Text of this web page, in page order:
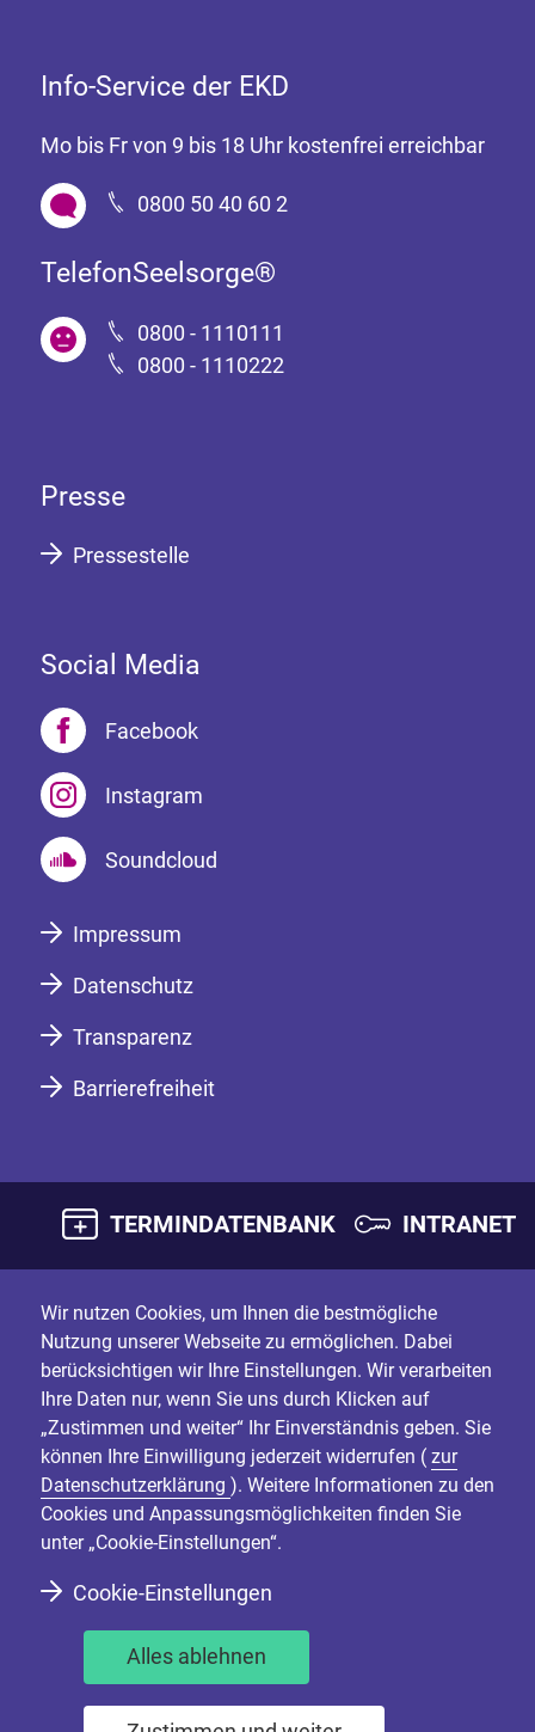
Info-Service der EKD
Mo bis Fr von 9 bis 18 Uhr kostenfrei erreichbar
0800 50 40 60 2
TelefonSeelsorge®
0800 - 1110111
0800 - 1110222
Presse
Pressestelle
Social Media
Facebook
Instagram
Soundcloud
Impressum
Datenschutz
Transparenz
Barrierefreiheit
TERMINDATENBANK INTRANET
Wir nutzen Cookies, um Ihnen die bestmögliche
Nutzung unserer Webseite zu ermöglichen. Dabei
berücksichtigen wir Ihre Einstellungen. Wir verarbeiten
Ihre Daten nur, wenn Sie uns durch Klicken auf
„Zustimmen und weiter“ Ihr Einverständnis geben. Sie
können Ihre Einwilligung jederzeit widerrufen ( zur
Datenschutzerklärung ). Weitere Informationen zu den
Cookies und Anpassungsmöglichkeiten finden Sie
unter „Cookie-Einstellungen“.
Cookie-Einstellungen
Alles ablehnen